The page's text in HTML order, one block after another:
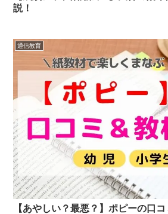
説！
通信教育
【あやしい？最悪？】ポピーの口